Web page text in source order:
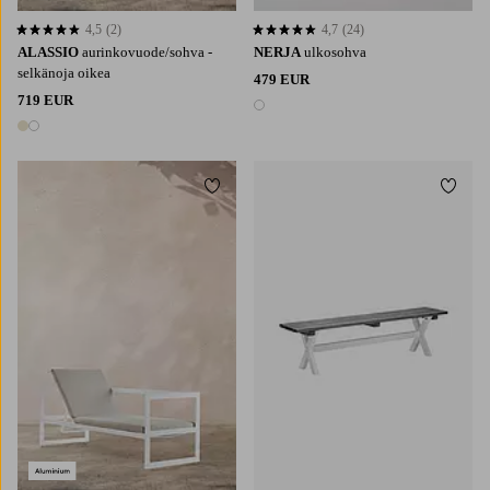
ALASSIO aurinkovuode/sohva -
selkänoja oikea
719 EUR
2 värejä
4,5 perustuen 2 arvosanaan
4,5 (2)
NERJA ulkosohva
479 EUR
1 väri
4,7 perustuen 24 arvosanaan
4,7 (24)
Lisää suosikkeihin Lisää